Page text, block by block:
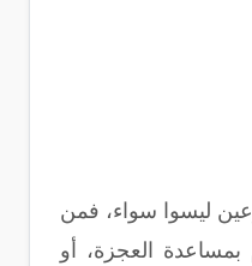
ليسوا سواء، فمن
العجزة، أو